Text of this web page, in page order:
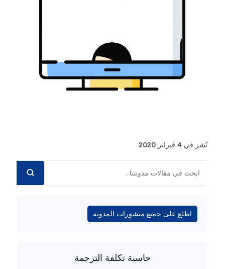
نُشر في 4 فبراير 2020
اطلع على جميع منشورات المدونة
حاسبة تكلفة الترجمة